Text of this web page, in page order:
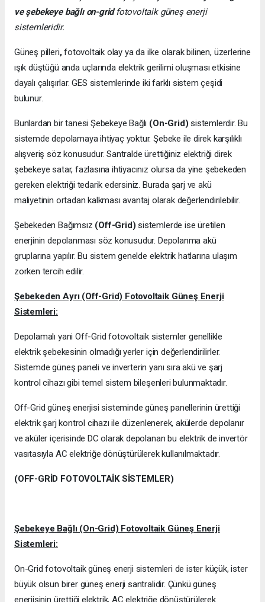
ve şebekeye bağlı on-gridfotovoltaik güneş enerji
sistemleridir.
Güneş pilleri,fotovoltaik olay ya da ilke olarak bilinen, üzerlerine
ışık düştüğü anda uçlarında elektrik gerilimi oluşması etkisine
dayalı çalışırlar. GES sistemlerinde iki farklı sistem çeşidi
bulunur.
Bunlardan bir tanesi Şebekeye Bağlı (On-Grid) sistemlerdir. Bu
sistemde depolamaya ihtiyaç yoktur. Şebeke ile direk karşılıklı
alışveriş söz konusudur. Santralde ürettiğiniz elektriği direk
şebekeye satar, fazlasına ihtiyacınız olursa da yine şebekeden
gereken elektriği tedarik edersiniz. Burada şarj ve akü
maliyetinin ortadan kalkması avantaj olarak değerlendirilebilir.
Şebekeden Bağımsız (Off-Grid) sistemlerde ise üretilen
enerjinin depolanması söz konusudur. Depolanma akü
gruplarına yapılır. Bu sistem genelde elektrik hatlarına ulaşım
zorken tercih edilir.
Şebekeden Ayrı (Off-Grid) Fotovoltaik Güneş Enerji
Sistemleri:
Depolamalı yani Off-Grid fotovoltaik sistemler genellikle
elektrik şebekesinin olmadığı yerler için değerlendirilirler.
Sistemde güneş paneli ve inverterin yanı sıra akü ve şarj
kontrol cihazı gibi temel sistem bileşenleri bulunmaktadır.
Off-Grid güneş enerjisi sisteminde güneş panellerinin ürettiği
elektrik şarj kontrol cihazı ile düzenlenerek, akülerde depolanır
ve aküler içerisinde DC olarak depolanan bu elektrik de invertör
vasıtasıyla AC elektriğe dönüştürülerek kullanılmaktadır.
(OFF-GRİD FOTOVOLTAİK SİSTEMLER)
Şebekeye Bağlı (On-Grid) Fotovoltaik Güneş Enerji
Sistemleri:
On-Grid fotovoltaik güneş enerji sistemleri de ister küçük, ister
büyük olsun birer güneş enerji santralidir. Çünkü güneş
enerjisinin ürettiği elektrik, AC elektriğe dönüştürülerek